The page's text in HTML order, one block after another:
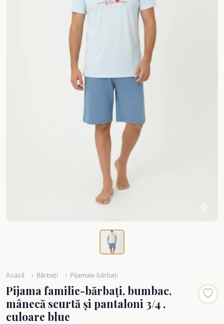
Acasă Bărbați Pijamale bărbați
Pijama familie-bărbați, bumbac,
mânecă scurtă și pantaloni 3/4 ,
culoare blue